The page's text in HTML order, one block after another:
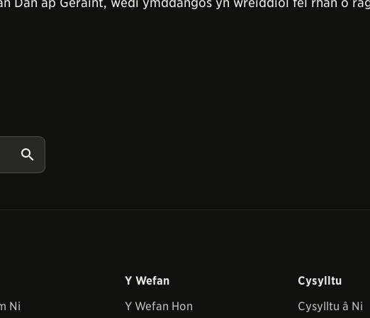
Ni
Y Wefan
Y Wefan Hon
Cysylltu
Cysylltu â Ni